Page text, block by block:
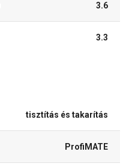
3.6
3.3
tisztítás és takarítás
ProfiMATE